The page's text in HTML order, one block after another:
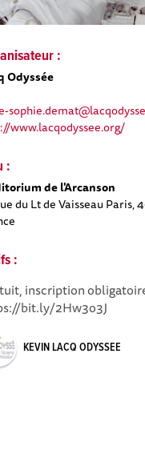
:
Odyssée
www.lacqodyssee.org/
:
de l'Arcanson
du Lt de Vaisseau Paris,
:
inscription
bit.ly/2Hw3o3J
KEVIN LACQ ODYSSEE